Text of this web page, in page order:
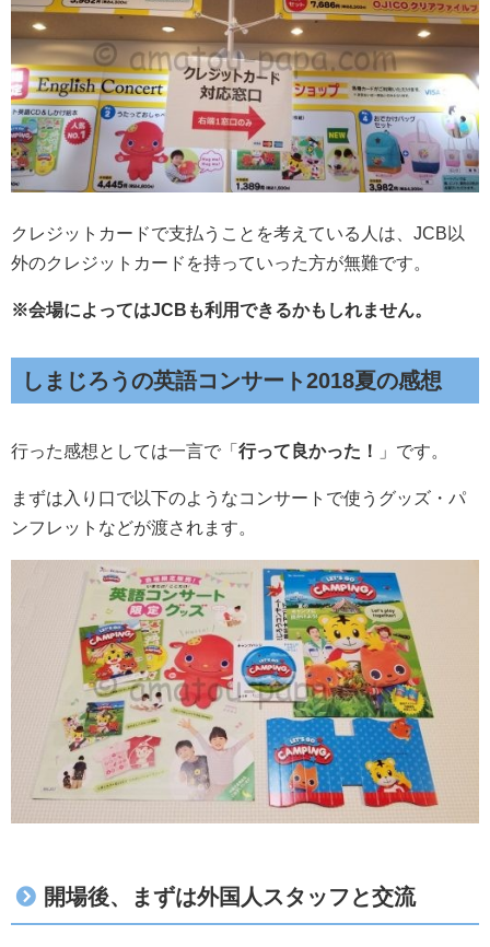
クレジットカードで支払うことを考えている人は、JCB以
外のクレジットカードを持っていった方が無難です。
※会場によってはJCBも利用できるかもしれません。
しまじろうの英語コンサート2018夏の感想
行った感想としては一言で「 行って良かった！ 」です。
まずは入り口で以下のようなコンサートで使うグッズ・パ
ンフレットなどが渡されます。
開場後、まずは外国人スタッフと交流